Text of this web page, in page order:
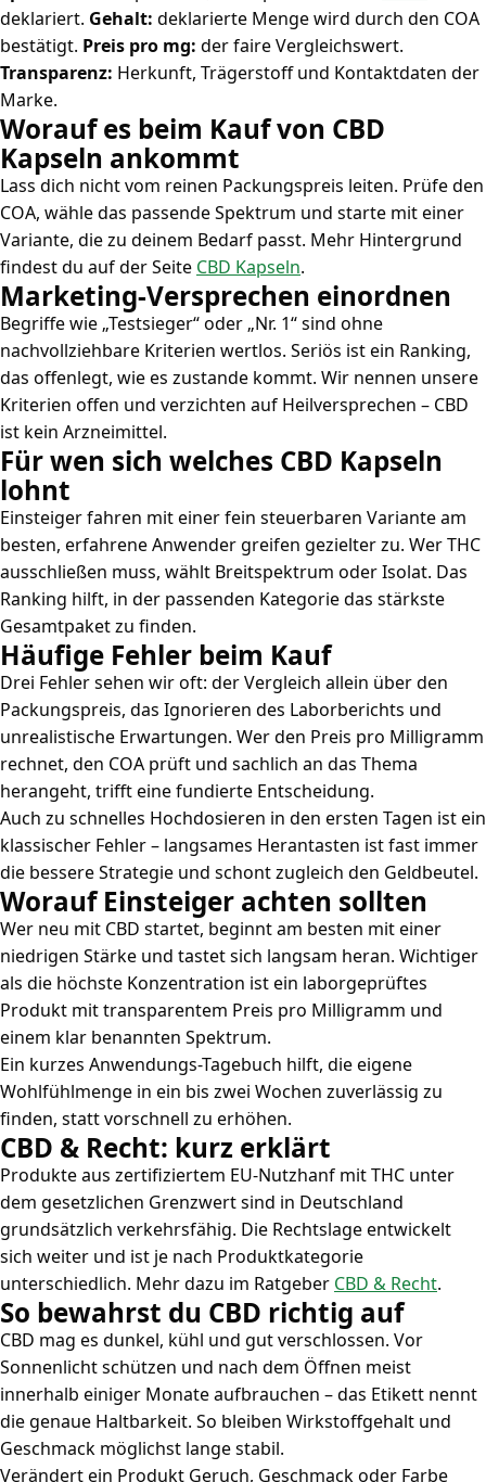
deklariert. Gehalt: deklarierte Menge wird durch den COA
bestätigt. Preis pro mg: der faire Vergleichswert.
Transparenz: Herkunft, Trägerstoff und Kontaktdaten der
Marke.
Worauf es beim Kauf von CBD
Kapseln ankommt
Lass dich nicht vom reinen Packungspreis leiten. Prüfe den
COA, wähle das passende Spektrum und starte mit einer
Variante, die zu deinem Bedarf passt. Mehr Hintergrund
findest du auf der Seite CBD Kapseln.
Marketing-Versprechen einordnen
Begriffe wie „Testsieger“ oder „Nr. 1“ sind ohne
nachvollziehbare Kriterien wertlos. Seriös ist ein Ranking,
das offenlegt, wie es zustande kommt. Wir nennen unsere
Kriterien offen und verzichten auf Heilversprechen – CBD
ist kein Arzneimittel.
Für wen sich welches CBD Kapseln
lohnt
Einsteiger fahren mit einer fein steuerbaren Variante am
besten, erfahrene Anwender greifen gezielter zu. Wer THC
ausschließen muss, wählt Breitspektrum oder Isolat. Das
Ranking hilft, in der passenden Kategorie das stärkste
Gesamtpaket zu finden.
Häufige Fehler beim Kauf
Drei Fehler sehen wir oft: der Vergleich allein über den
Packungspreis, das Ignorieren des Laborberichts und
unrealistische Erwartungen. Wer den Preis pro Milligramm
rechnet, den COA prüft und sachlich an das Thema
herangeht, trifft eine fundierte Entscheidung.
Auch zu schnelles Hochdosieren in den ersten Tagen ist ein
klassischer Fehler – langsames Herantasten ist fast immer
die bessere Strategie und schont zugleich den Geldbeutel.
Worauf Einsteiger achten sollten
Wer neu mit CBD startet, beginnt am besten mit einer
niedrigen Stärke und tastet sich langsam heran. Wichtiger
als die höchste Konzentration ist ein laborgeprüftes
Produkt mit transparentem Preis pro Milligramm und
einem klar benannten Spektrum.
Ein kurzes Anwendungs-Tagebuch hilft, die eigene
Wohlfühlmenge in ein bis zwei Wochen zuverlässig zu
finden, statt vorschnell zu erhöhen.
CBD & Recht: kurz erklärt
Produkte aus zertifiziertem EU-Nutzhanf mit THC unter
dem gesetzlichen Grenzwert sind in Deutschland
grundsätzlich verkehrsfähig. Die Rechtslage entwickelt
sich weiter und ist je nach Produktkategorie
unterschiedlich. Mehr dazu im Ratgeber CBD & Recht.
So bewahrst du CBD richtig auf
CBD mag es dunkel, kühl und gut verschlossen. Vor
Sonnenlicht schützen und nach dem Öffnen meist
innerhalb einiger Monate aufbrauchen – das Etikett nennt
die genaue Haltbarkeit. So bleiben Wirkstoffgehalt und
Geschmack möglichst lange stabil.
Verändert ein Produkt Geruch, Geschmack oder Farbe